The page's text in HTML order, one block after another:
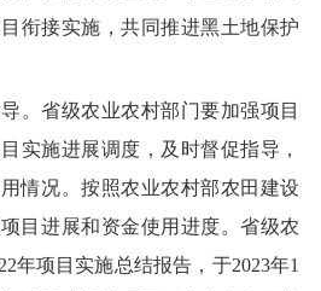
衔接实施，共同推进黑土地保护
。省级农业农村部门要加强项目
实施进展调度 ，及时督促指导，
情况。按照农业农村部农田建设
项目进展和资金使用进度。省级农
年项目实施总结报告，于2023年1